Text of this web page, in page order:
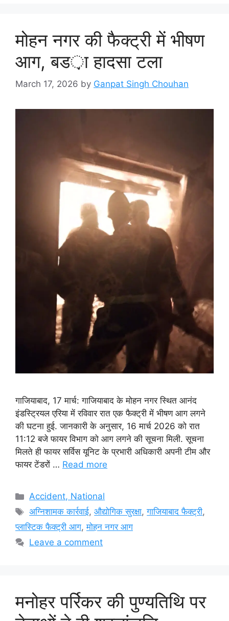
मोहन नगर की फैक्ट्री में भीषण
आग, बड़ा हादसा टला
March 17, 2026 by Ganpat Singh Chouhan
गाजियाबाद, 17 मार्च: गाजियाबाद के मोहन नगर स्थित आनंद
इंडस्ट्रियल एरिया में रविवार रात एक फैक्ट्री में भीषण आग लगने
की घटना हुई. जानकारी के अनुसार, 16 मार्च 2026 को रात
11:12 बजे फायर विभाग को आग लगने की सूचना मिली. सूचना
मिलते ही फायर सर्विस यूनिट के प्रभारी अधिकारी अपनी टीम और
फायर टेंडरों … Read more
Categories
Accident, National
Tags
अग्निशामक कार्रवाई,औद्योगिक सुरक्षा,गाजियाबाद फैक्ट्री,
प्लास्टिक फैक्ट्री आग,मोहन नगर आग
Leave a comment
मनोहर पर्रिकर की पुण्यतिथि पर